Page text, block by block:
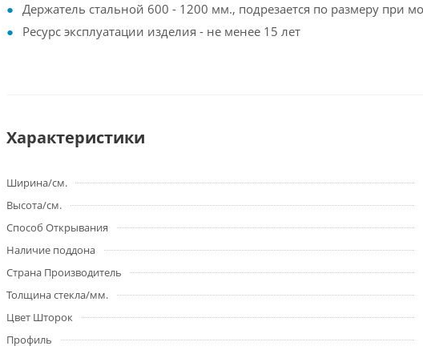
Держатель стальной 600 - 1200 мм., подрезается по размеру при
Ресурс эксплуатации изделия - не менее 15 лет
Характеристики
Ширина/см.
Высота/см.
Способ Открывания
Наличие поддона
Страна Производитель
Толщина стекла/мм.
Цвет Шторок
Профиль